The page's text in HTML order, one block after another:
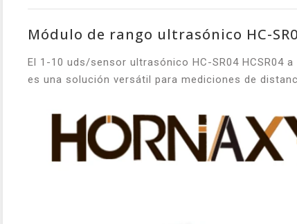
Módulo de rango ultrasónico HC-
El 1-10 uds/sensor ultrasónico HC-SR04 HCSR04
es una solución versátil para mediciones de